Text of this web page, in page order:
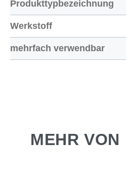
Produkttypbezeichnung
Werkstoff
mehrfach verwendbar
MEHR VON